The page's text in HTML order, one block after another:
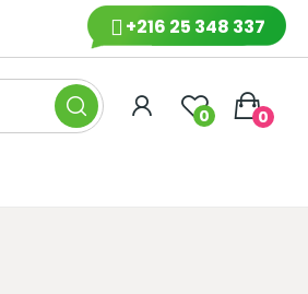
+216 25 348 337
0 0